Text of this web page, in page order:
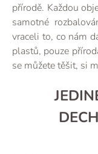
přírodě. Každou
samotné
vraceli to, co nám
plastů, pouze
se můžete těšit, si